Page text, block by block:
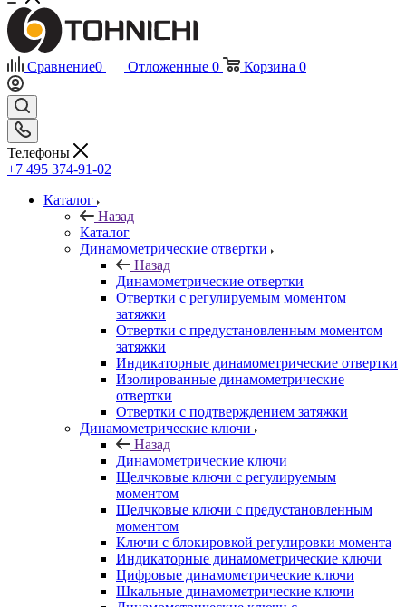
Сравнение0 Отложенные 0 Корзина 0
Телефоны
+7 495 374-91-02
Каталог
Назад
Каталог
Динамометрические отвертки
Назад
Динамометрические отвертки
Отвертки с регулируемым моментом
затяжки
Отвертки с предустановленным моментом
затяжки
Индикаторные динамометрические отвертки
Изолированные динамометрические
отвертки
Отвертки с подтверждением затяжки
Динамометрические ключи
Назад
Динамометрические ключи
Щелчковые ключи с регулируемым
моментом
Щелчковые ключи с предустановленным
моментом
Ключи с блокировкой регулировки момента
Индикаторные динамометрические ключи
Цифровые динамометрические ключи
Шкальные динамометрические ключи